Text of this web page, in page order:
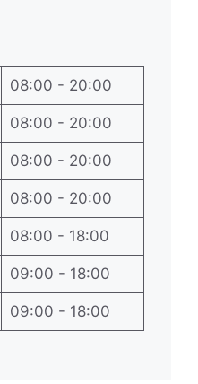
08:00 - 20:00
08:00 - 20:00
08:00 - 20:00
08:00 - 20:00
08:00 - 18:00
09:00 - 18:00
09:00 - 18:00